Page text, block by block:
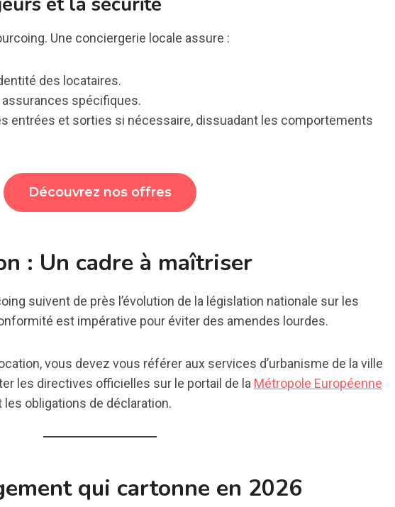
Une conciergerie locale assure :
des locataires.
spécifiques.
entrées et sorties si nécessaire, dissuadant les comportements
Découvrez nos offres
: Un cadre à maîtriser
suivent de près l’évolution de la législation nationale sur les
est impérative pour éviter des amendes lourdes.
vous devez vous référer aux services d’urbanisme de la ville
les directives officielles sur le portail de la Métropole Européenne
obligations de déclaration.
qui cartonne en 2026